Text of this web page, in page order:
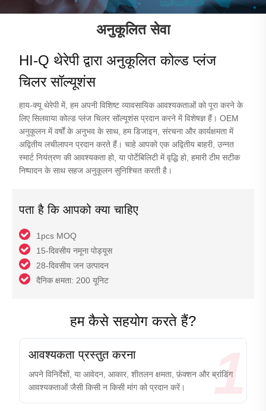
अनुकूलित सेवा
HI-Q थेरेपी द्वारा अनुकूलित कोल्ड प्लंज
चिलर सॉल्यूशंस
हाय-क्यू थेरेपी में, हम अपनी विशिष्ट व्यावसायिक आवश्यकताओं को पूरा करने के
लिए सिलवाया कोल्ड प्लंज चिलर सॉल्यूशंस प्रदान करने में विशेषज्ञ हैं। OEM
अनुकूलन में वर्षों के अनुभव के साथ, हम डिजाइन, संरचना और कार्यक्षमता में
अद्वितीय लचीलापन प्रदान करते हैं। चाहे आपको एक अद्वितीय बाहरी, उन्नत
स्मार्ट नियंत्रण की आवश्यकता हो, या पोर्टेबिलिटी में वृद्धि हो, हमारी टीम सटीक
निष्पादन के साथ सहज अनुकूलन सुनिश्चित करती है।
पता है कि आपको क्या चाहिए
1pcs MOQ
15-दिवसीय नमूना पोड्यूस
28-दिवसीय जन उत्पादन
दैनिक क्षमता: 200 यूनिट
हम कैसे सहयोग करते हैं?
आवश्यकता प्रस्तुत करना
अपने विनिर्देशों, या आवेदन, आकार, शीतलन क्षमता, फ़ंक्शन और ब्रांडिंग
आवश्यकताओं जैसी किसी न किसी मांग को प्रदान करें।
1